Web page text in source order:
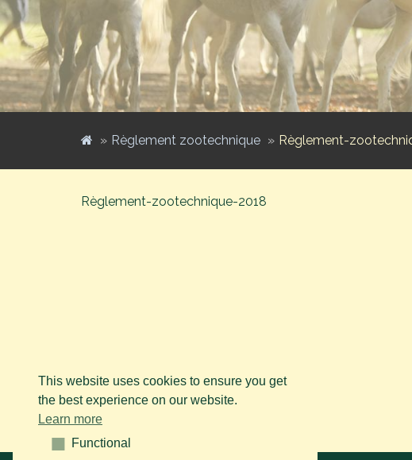
Règlement zootechnique Règlement-
Règlement-zootechnique-2018
This website uses cookies to ensure you get
the best experience on our website.
Learn more
Functional
Functional